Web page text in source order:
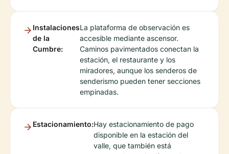
Instalaciones
de la
Cumbre:
La plataforma de observación es
accesible mediante ascensor.
Caminos pavimentados conectan la
estación, el restaurante y los
miradores, aunque los senderos de
senderismo pueden tener secciones
empinadas.
Estacionamiento:Hay estacionamiento de pago
disponible en la estación del
valle, que también está